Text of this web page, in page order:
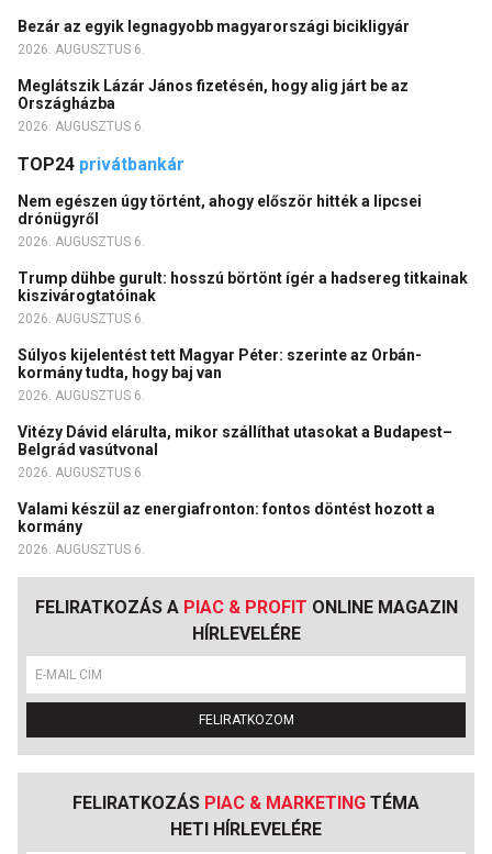
Bezár az egyik legnagyobb magyarországi bicikligyár
2026. AUGUSZTUS 6.
Meglátszik Lázár János fizetésén, hogy alig járt be az
Országházba
2026. AUGUSZTUS 6.
TOP24 privátbankár
Nem egészen úgy történt, ahogy először hitték a lipcsei
drónügyről
2026. AUGUSZTUS 6.
Trump dühbe gurult: hosszú börtönt ígér a hadsereg titkainak
kiszivárogtatóinak
2026. AUGUSZTUS 6.
Súlyos kijelentést tett Magyar Péter: szerinte az Orbán-
kormány tudta, hogy baj van
2026. AUGUSZTUS 6.
Vitézy Dávid elárulta, mikor szállíthat utasokat a Budapest–
Belgrád vasútvonal
2026. AUGUSZTUS 6.
Valami készül az energiafronton: fontos döntést hozott a
kormány
2026. AUGUSZTUS 6.
FELIRATKOZÁS A PIAC & PROFIT ONLINE MAGAZIN
HÍRLEVELÉRE
FELIRATKOZOM
FELIRATKOZÁS PIAC & MARKETING TÉMA
HETI HÍRLEVELÉRE